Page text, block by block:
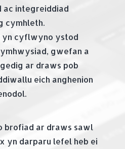
integreiddiad
cymhleth.
yn cyflwyno ystod
gwefan a
ar draws pob
eich anghenion
brofiad ar draws sawl
yn darparu lefel heb ei